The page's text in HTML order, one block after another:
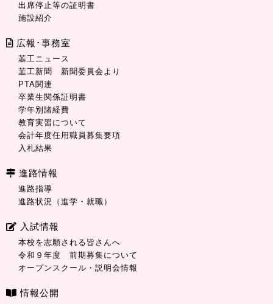
出席停止等の証明書
施設紹介
広報･事務室
韮工ニュース
韮工新聞 新聞委員会より
PTA関連
卒業生関係証明書
学年別諸経費
教育実習について
会計年度任用職員募集要項
入札結果
進路情報
進路指導
進路状況（進学・就職）
入試情報
本校を志願される皆さんへ
令和９年度 前期募集について
オープンスクール・説明会情報
情報公開